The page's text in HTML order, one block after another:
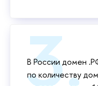
В России домен
по количеству